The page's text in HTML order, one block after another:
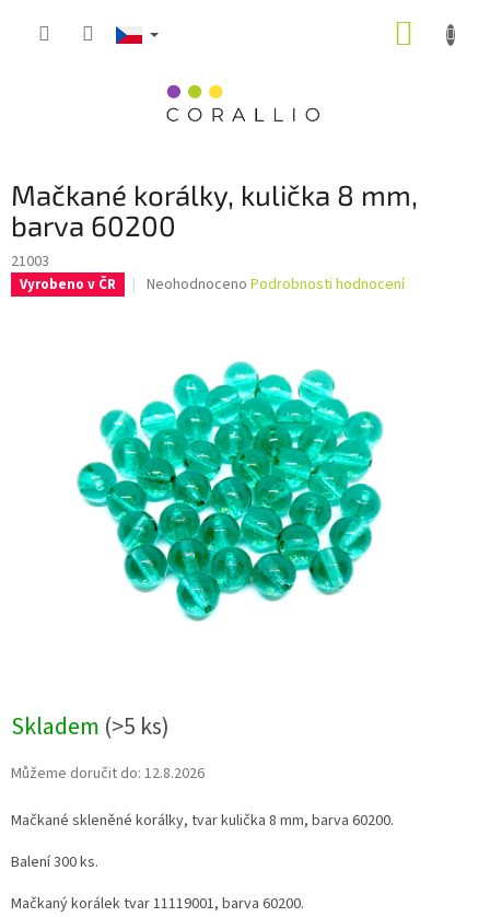
Mačkané korálky, kulička 8 mm,
barva 60200
21003
Vyrobeno v ČR
Průměrné
5
hvězdiček.
Neohodnoceno Podrobnosti hodnocení
Skladem (>5 ks)
Můžeme doručit do: 12.8.2026
Mačkané skleněné korálky, tvar kulička 8 mm, barva 60200.
Balení 300 ks.
Mačkaný korálek tvar 11119001, barva 60200.